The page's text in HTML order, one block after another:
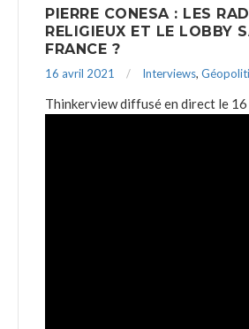
PIERRE CONESA : LES
RELIGIEUX ET LE LOBBY
FRANCE ?
16 avril 2021 Interviews,
Thinkerview diffusé en direct le